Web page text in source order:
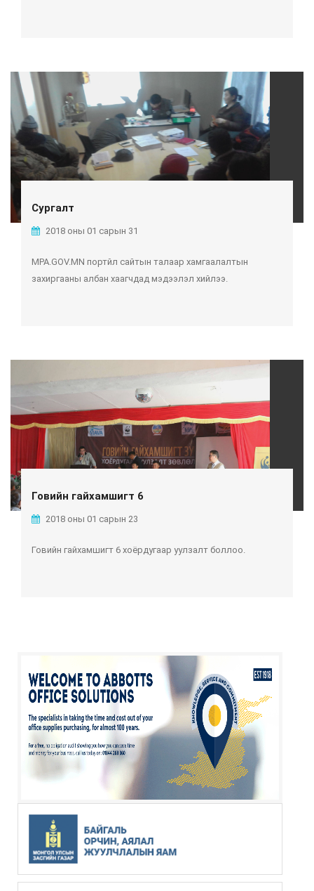
Сургалт
2018 оны 01 сарын 31
MPA.GOV.MN портйл сайтын талаар хамгаалалтын
захиргааны албан хаагчдад мэдээлэл хийлээ.
Говийн гайхамшигт 6
2018 оны 01 сарын 23
Говийн гайхамшигт 6 хоёрдугаар уулзалт боллоо.